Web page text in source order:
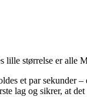
lille størrelse er alle
et par sekunder
lag og sikrer, at